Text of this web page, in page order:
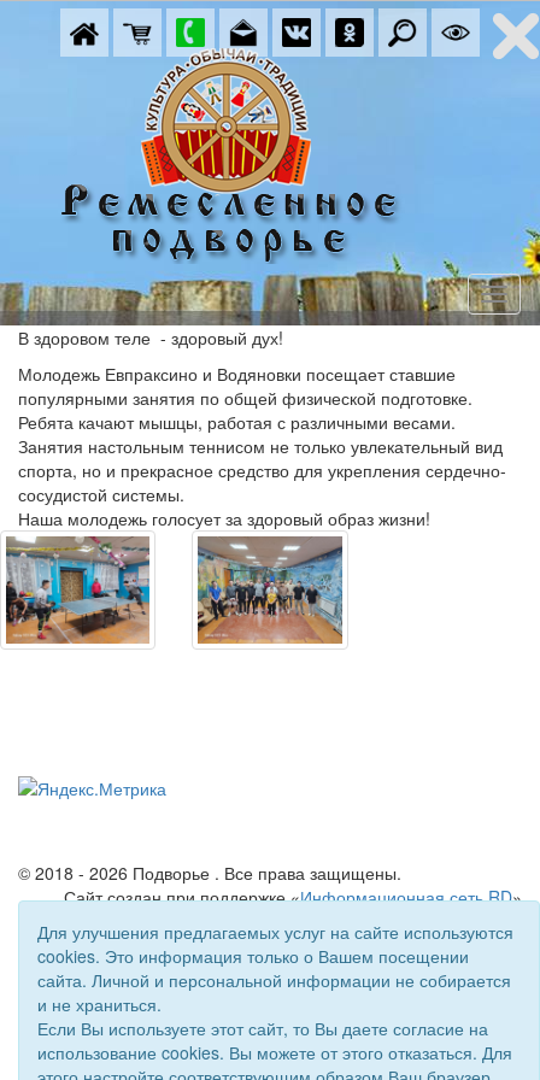
В здоровом теле - здоровый дух!
Молодежь Евпраксино и Водяновки посещает ставшие
популярными занятия по общей физической подготовке.
Ребята качают мышцы, работая с различными весами.
Занятия настольным теннисом не только увлекательный вид
спорта, но и прекрасное средство для укрепления сердечно-
сосудистой системы.
Наша молодежь голосует за здоровый образ жизни!
© 2018 - 2026 Подворье . Все права защищены.
Сайт создан при поддержке «Информационная сеть RD»
Для улучшения предлагаемых услуг на сайте используются
cookies. Это информация только о Вашем посещении
сайта. Личной и персональной информации не собирается
и не храниться.
Если Вы используете этот сайт, то Вы даете согласие на
использование cookies. Вы можете от этого отказаться. Для